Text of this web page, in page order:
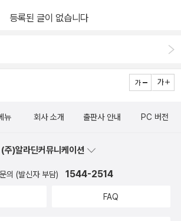
등록된 글이 없습니다
뉴 회사 소개 출판사 안내 PC 버전
(주)알라딘커뮤니케이션
의 (발신자 부담) 1544-2514
FAQ